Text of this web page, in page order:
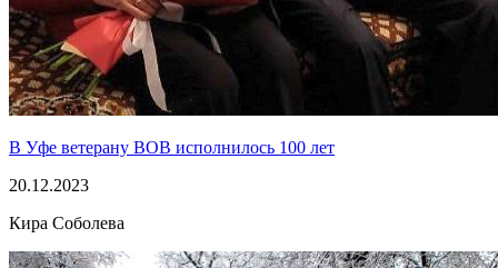
В Уфе ветерану ВОВ исполнилось 100 лет
20.12.2023
Кира Соболева